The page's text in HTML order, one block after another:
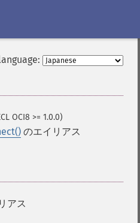
OCI8 >= 1.0.0)
のエイリアス
アス